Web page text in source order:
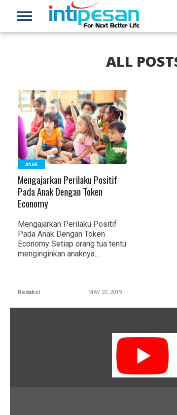
ALL
READ MORE
ANAK
Mengajarkan Perilaku Positif
Pada Anak Dengan Token
Economy
Mengajarkan Perilaku Positif
Pada Anak Dengan Token
Economy Setiap orang tua tentu
menginginkan anaknya...
Redaksi MAY 20, 2019